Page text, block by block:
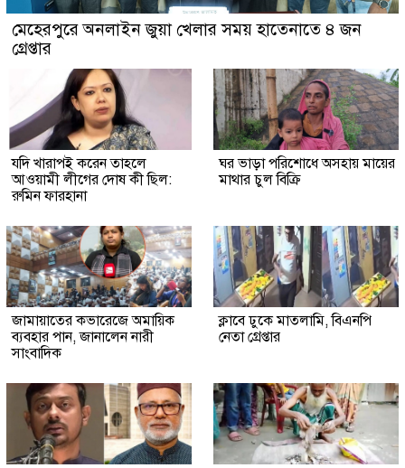
মেহেরপুরে অনলাইন জুয়া খেলার সময় হাতেনাতে ৪ জন
গ্রেপ্তার
যদি খারাপই করেন তাহলে
আওয়ামী লীগের দোষ কী ছিল:
রুমিন ফারহানা
ঘর ভাড়া পরিশোধে অসহায় মায়ের
মাথার চুল বিক্রি
জামায়াতের কভারেজে অমায়িক
ব্যবহার পান, জানালেন নারী
সাংবাদিক
ক্লাবে ঢুকে মাতলামি, বিএনপি
নেতা গ্রেপ্তার